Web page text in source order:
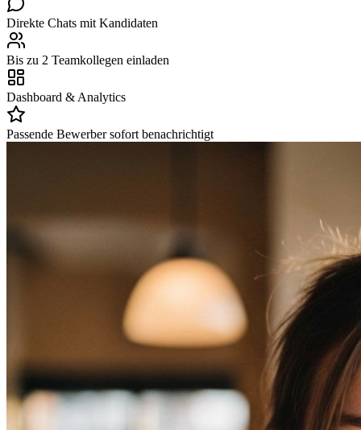
Direkte Chats mit Kandidaten
Bis zu 2 Teamkollegen einladen
Dashboard & Analytics
Passende Bewerber sofort benachrichtigt